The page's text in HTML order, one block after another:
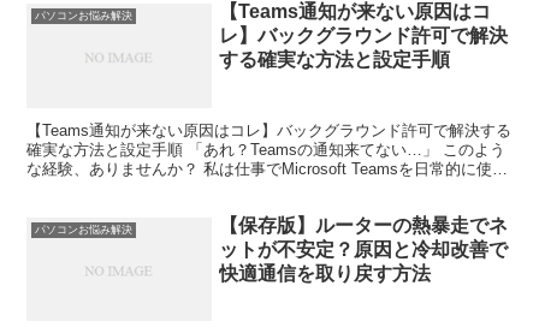
パソコンお悩み解決
【Teams通知が来ない原因はコ
レ】バックグラウンド許可で解決
する確実な方法と設定手順
【Teams通知が来ない原因はコレ】バックグラウンド許可で解決する
確実な方法と設定手順 「あれ？Teamsの通知来てない…」 このよう
な経験、ありませんか？ 私は仕事でMicrosoft Teamsを日常的に使っ
パソコンお悩み解決
【保存版】ルーターの熱暴走でネ
ットが不安定？原因と冷却改善で
快適通信を取り戻す方法